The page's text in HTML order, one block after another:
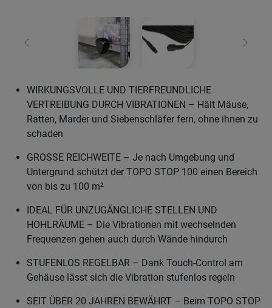
Zurück Weiter
WIRKUNGSVOLLE UND TIERFREUNDLICHE
VERTREIBUNG DURCH VIBRATIONEN – Hält Mäuse,
Ratten, Marder und Siebenschläfer fern, ohne ihnen zu
schaden
GROSSE REICHWEITE – Je nach Umgebung und
Untergrund schützt der TOPO STOP 100 einen Bereich
von bis zu 100 m²
IDEAL FÜR UNZUGÄNGLICHE STELLEN UND
HOHLRÄUME – Die Vibrationen mit wechselnden
Frequenzen gehen auch durch Wände hindurch
STUFENLOS REGELBAR – Dank Touch-Control am
Gehäuse lässt sich die Vibration stufenlos regeln
SEIT ÜBER 20 JAHREN BEWÄHRT – Beim TOPO STOP